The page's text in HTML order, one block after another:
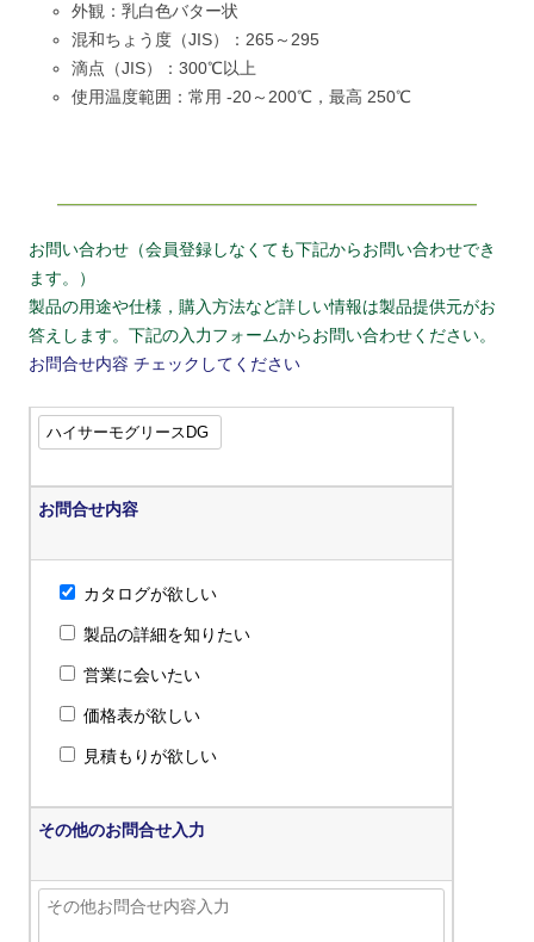
外観：乳白色バター状
混和ちょう度（JIS）：265～295
滴点（JIS）：300℃以上
使用温度範囲：常用 -20～200℃，最高 250℃
お問い合わせ（会員登録しなくても下記からお問い合わせでき
ます。）
製品の用途や仕様，購入方法など詳しい情報は製品提供元がお
答えします。下記の入力フォームからお問い合わせください。
お問合せ内容 チェックしてください
お問合せ内容
カタログが欲しい
製品の詳細を知りたい
営業に会いたい
価格表が欲しい
見積もりが欲しい
その他のお問合せ入力